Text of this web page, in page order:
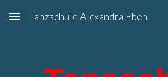
Skip to main content
Tanzschule Alexandra Eben